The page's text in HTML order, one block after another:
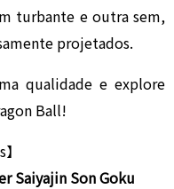
turbante e outra sem,
projetados.
qualidade e explore
Ball!
Saiyajin Son Goku